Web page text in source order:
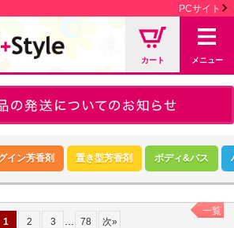
PCサイト
カート メニュー
イン芳香剤 置き型芳香剤 ボディ&バス
一覧
1 2 3 78 次»